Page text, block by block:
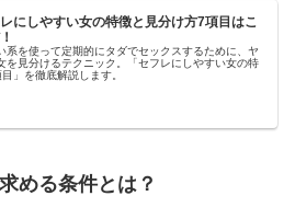
にしやすい女の特徴と見分け方7項目はこ
系を使って定期的にタダでセックスするために、ヤ
を見分けるテクニック。「セフレにしやすい女の特
」を徹底解説します。
める条件とは？